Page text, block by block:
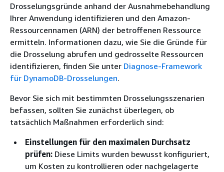
Drosselungsgründe anhand der Ausnahmebehandlung
Ihrer Anwendung identifizieren und den Amazon-
Ressourcennamen (ARN) der betroffenen Ressource
ermitteln. Informationen dazu, wie Sie die Gründe für
die Drosselung abrufen und gedrosselte Ressourcen
identifizieren, finden Sie unter Diagnose-Framework
für DynamoDB-Drosselungen.
Bevor Sie sich mit bestimmten Drosselungsszenarien
befassen, sollten Sie zunächst überlegen, ob
tatsächlich Maßnahmen erforderlich sind:
Einstellungen für den maximalen Durchsatz
prüfen: Diese Limits wurden bewusst konfiguriert,
um Kosten zu kontrollieren oder nachgelagerte